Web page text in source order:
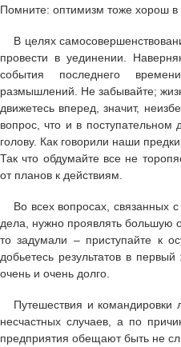
Помните: оптимизм тоже хорош в
В целях
провести в уединении.
события последнего
размышлений. Не забывайте;
движетесь вперед, значит,
вопрос, что и в поступательном
голову. Как говорили наши
Так что обдумайте все не
от планов к действиям.
Во всех вопросах, связанных
дела, нужно проявлять большую
то задумали – приступайте к
добьетесь результатов в
очень и очень долго.
Путешествия и командировки
несчастных случаев, а по
предприятия обещают быть не